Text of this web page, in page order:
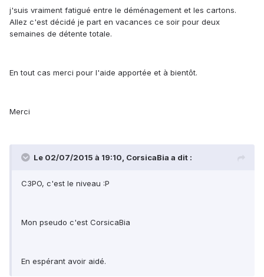
j'suis vraiment fatigué entre le déménagement et les cartons.
Allez c'est décidé je part en vacances ce soir pour deux
semaines de détente totale.
En tout cas merci pour l'aide apportée et à bientôt.
Merci
Le 02/07/2015 à 19:10, CorsicaBia a dit :
C3PO, c'est le niveau :P
Mon pseudo c'est CorsicaBia
En espérant avoir aidé.